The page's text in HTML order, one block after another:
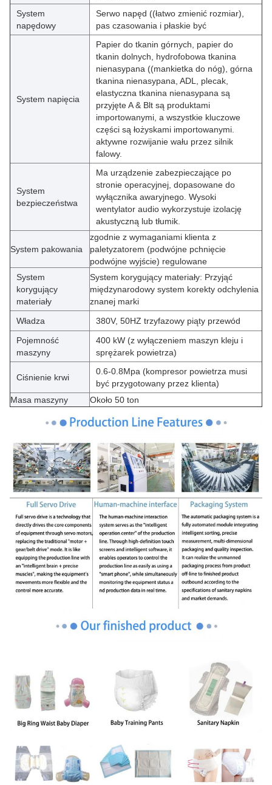
System
napędowy
Serwo napęd ((łatwo zmienić rozmiar),
pas czasowania i płaskie być
System napięcia
Papier do tkanin górnych, papier do
tkanin dolnych, hydrofobowa tkanina
nienasypana ((mankietka do nóg), górna
tkanina nienasypana, ADL, plecak,
elastyczna tkanina nienasypana są
przyjęte A & Blt są produktami
importowanymi, a wszystkie kluczowe
części są łożyskami importowanymi.
aktywne rozwijanie wału przez silnik
falowy.
System
bezpieczeństwa
Ma urządzenie zabezpieczające po
stronie operacyjnej, dopasowane do
wyłącznika awaryjnego. Wysoki
wentylator audio wykorzystuje izolację
akustyczną lub tłumik.
System pakowania
zgodnie z wymaganiami klienta z
paletyzatorem (podwójne pchnięcie
podwójne wyjście) regulowane
System
korygujący
materiały
System korygujący materiały: Przyjąć
międzynarodowy system korekty odchylenia
znanej marki
Władza
380V, 50HZ trzyfazowy piąty przewód
Pojemność
maszyny
400 kW (z wyłączeniem maszyn kleju i
sprężarek powietrza)
Ciśnienie krwi
0.6-0.8Mpa (kompresor powietrza musi
być przygotowany przez klienta)
Masa maszyny
Około 50 ton